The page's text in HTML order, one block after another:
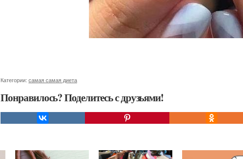
Категории: самая самая диета
Понравилось? Поделитесь с друзьями!